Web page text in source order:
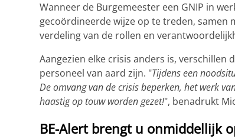
Wanneer de Burgemeester een GNIP in
gecoördineerde wijze op te treden,
verdeling van de rollen en
Aangezien elke crisis anders is,
personeel van aard zijn. "Tijdens een
De omvang van de crisis beperken, het werk
haastig op touw worden gezet!", benadrukt
BE-Alert brengt u onmiddellijk